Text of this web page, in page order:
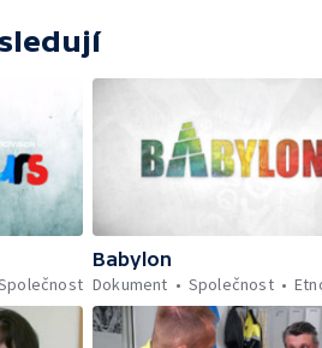
Babylon
Dokument
Společnost